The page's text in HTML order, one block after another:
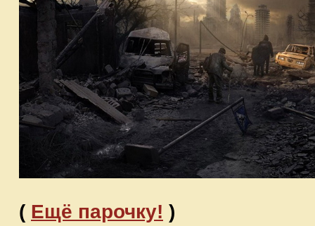
( Ещё парочку! )